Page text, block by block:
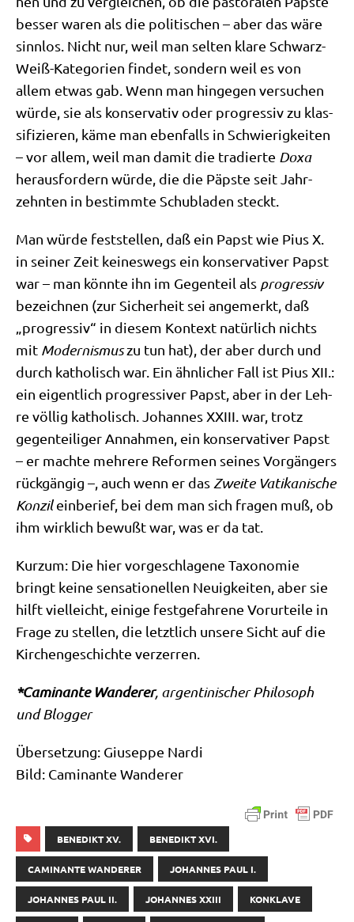
bes­ser waren als die poli­ti­schen – aber das wäre
sinn­los. Nicht nur, weil man sel­ten kla­re Schwarz-
Weiß-Kate­go­rien fin­det, son­dern weil es von
allem etwas gab. Wenn man hin­ge­gen ver­su­chen
wür­de, sie als kon­ser­va­tiv oder pro­gres­siv zu klas­
si­fi­zie­ren, käme man eben­falls in Schwie­rig­kei­ten
– vor allem, weil man damit die tra­dier­te Doxa
her­aus­for­dern wür­de, die die Päp­ste seit Jahr­
zehn­ten in bestimm­te Schub­la­den steckt.
Man wür­de fest­stel­len, daß ein Papst wie Pius X.
in sei­ner Zeit kei­nes­wegs ein kon­ser­va­ti­ver Papst
war – man könn­te ihn im Gegen­teil als pro­gres­siv
bezeich­nen (zur Sicher­heit sei ange­merkt, daß
„pro­gres­siv“ in die­sem Kon­text natür­lich nichts
mit Moder­nis­muszu tun hat), der aber durch und
durch katho­lisch war. Ein ähn­li­cher Fall ist Pius XII.:
ein eigent­lich pro­gres­si­ver Papst, aber in der Leh­
re völ­lig katho­lisch. Johan­nes XXIII. war, trotz
gegen­tei­li­ger Annah­men, ein kon­ser­va­ti­ver Papst
– er mach­te meh­re­re Refor­men sei­nes Vor­gän­gers
rück­gän­gig –, auch wenn er das Zwei­te Vati­ka­ni­sche
Kon­zilein­be­rief, bei dem man sich fra­gen muß, ob
ihm wirk­lich bewußt war, was er da tat.
Kurz­um: Die hier vor­ge­schla­ge­ne Taxo­no­mie
bringt kei­ne sen­sa­tio­nel­len Neu­ig­kei­ten, aber sie
hilft viel­leicht, eini­ge fest­ge­fah­re­ne Vor­ur­tei­le in
Fra­ge zu stel­len, die letzt­lich unse­re Sicht auf die
Kir­chen­ge­schich­te verzerren.
*Cami­nan­te Wan­de­rer, argen­ti­ni­scher Phi­lo­soph
und Blogger
Über­set­zung: Giu­sep­pe Nar­di
Bild: Cami­nan­te Wanderer
BENEDIKT XV. BENEDIKT XVI.
CAMINANTE WANDERER JOHANNES PAUL I.
JOHANNES PAUL II. JOHANNES XXIII KONKLAVE